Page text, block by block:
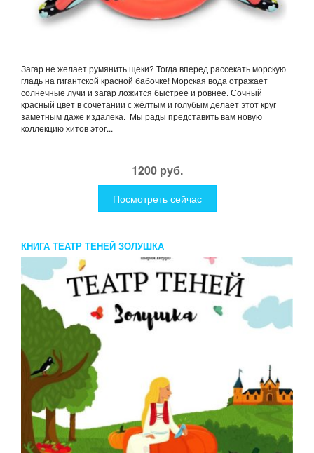
Загар не желает румянить щеки? Тогда вперед рассекать морскую
гладь на гигантской красной бабочке! Морская вода отражает
солнечные лучи и загар ложится быстрее и ровнее. Сочный
красный цвет в сочетании с жёлтым и голубым делает этот круг
заметным даже издалека. Мы рады представить вам новую
коллекцию хитов этог...
1200 руб.
Посмотреть сейчас
КНИГА ТЕАТР ТЕНЕЙ ЗОЛУШКА